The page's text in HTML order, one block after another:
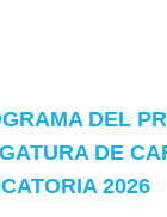
DEL
DE
2026